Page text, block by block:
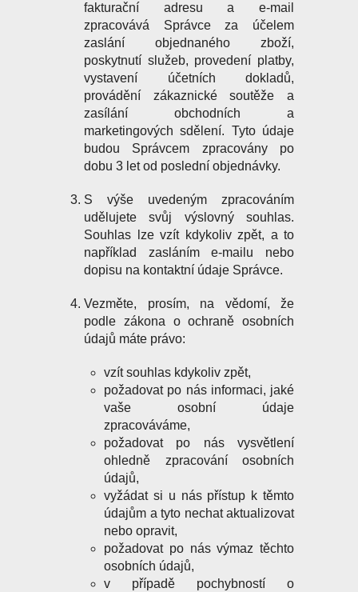
fakturační adresu a e-mail
zpracovává Správce za účelem
zaslání objednaného zboží,
poskytnutí služeb, provedení platby,
vystavení účetních dokladů,
provádění zákaznické soutěže a
zasílání obchodních a
marketingových sdělení. Tyto údaje
budou Správcem zpracovány po
dobu 3 let od poslední objednávky.
S výše uvedeným zpracováním
udělujete svůj výslovný souhlas.
Souhlas lze vzít kdykoliv zpět, a to
například zasláním e-mailu nebo
dopisu na kontaktní údaje Správce.
Vezměte, prosím, na vědomí, že
podle zákona o ochraně osobních
údajů máte právo:
vzít souhlas kdykoliv zpět,
požadovat po nás informaci, jaké
vaše osobní údaje
zpracováváme,
požadovat po nás vysvětlení
ohledně zpracování osobních
údajů,
vyžádat si u nás přístup k těmto
údajům a tyto nechat aktualizovat
nebo opravit,
požadovat po nás výmaz těchto
osobních údajů,
v případě pochybností o